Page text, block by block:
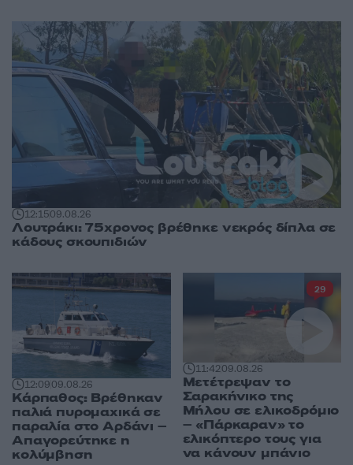
12:1509.08.26
Λουτράκι: 75χρονος βρέθηκε νεκρός δίπλα σε
κάδους σκουπιδιών
12:0909.08.26
Κάρπαθος: Βρέθηκαν
παλιά πυρομαχικά σε
παραλία στο Αρδάνι –
Απαγορεύτηκε η
κολύμβηση
11:4209.08.26
Μετέτρεψαν το
Σαρακήνικο της
Μήλου σε ελικοδρόμιο
– «Πάρκαραν» το
ελικόπτερο τους για
να κάνουν μπάνιο
29